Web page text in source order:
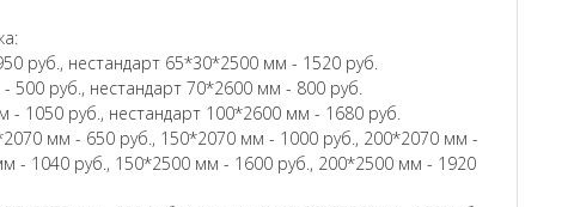
руб., нестандарт 65*30*2500 мм - 1520 руб.
руб., нестандарт 70*2600 мм - 800 руб.
1050 руб., нестандарт 100*2600 мм - 1680 руб.
мм - 650 руб., 150*2070 мм - 1000 руб., 200*2070 мм -
- 1040 руб., 150*2500 мм - 1600 руб., 200*2500 мм - 1920